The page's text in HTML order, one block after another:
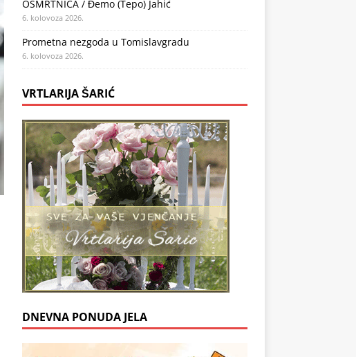
OSMRTNICA / Đemo (Tepo) Jahić
6. kolovoza 2026.
Prometna nezgoda u Tomislavgradu
6. kolovoza 2026.
VRTLARIJA ŠARIĆ
DNEVNA PONUDA JELA